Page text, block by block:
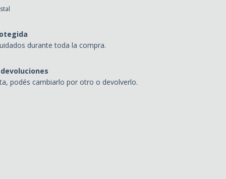
durante toda la compra.
podés cambiarlo por otro o devolverlo.